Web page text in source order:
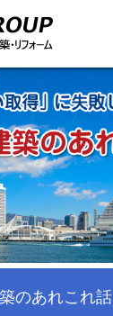
のあれこれ話